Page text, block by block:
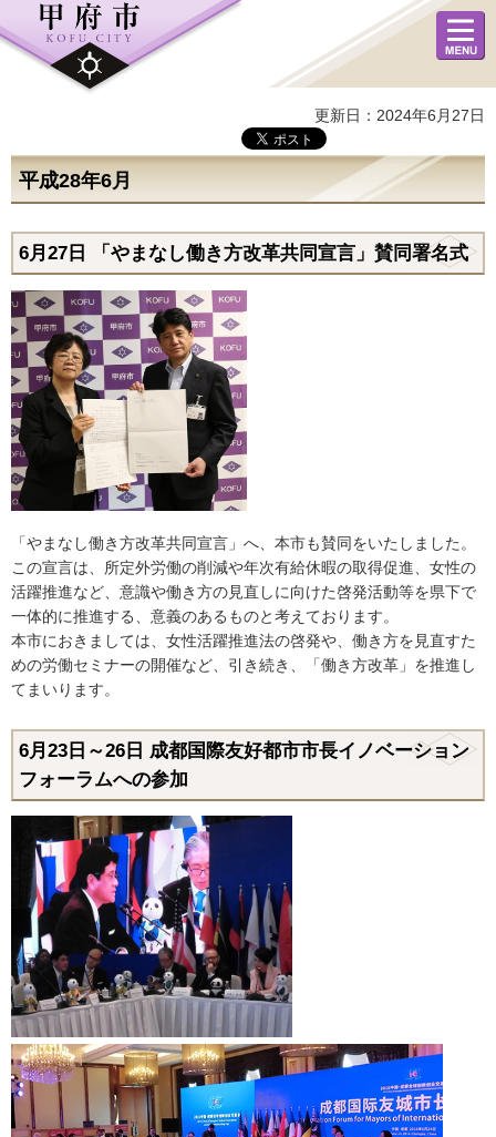
メニュ
ー
更新日：2024年6月27日
平成28年6月
6月27日 「やまなし働き方改革共同宣言」賛同署名式
「やまなし働き方改革共同宣言」へ、本市も賛同をいたしました。
この宣言は、所定外労働の削減や年次有給休暇の取得促進、女性の
活躍推進など、意識や働き方の見直しに向けた啓発活動等を県下で
一体的に推進する、意義のあるものと考えております。
本市におきましては、女性活躍推進法の啓発や、働き方を見直すた
めの労働セミナーの開催など、引き続き、「働き方改革」を推進し
てまいります。
6月23日～26日 成都国際友好都市市長イノベーション
フォーラムへの参加